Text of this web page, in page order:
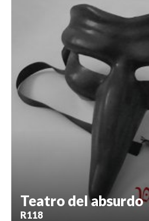
Teatro del absurdo
R118